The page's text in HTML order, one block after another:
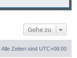
Gehe zu
Alle Zeiten sind UTC+08:00